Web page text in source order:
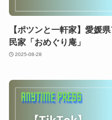
【ポツンと一軒家】愛媛
民家「おめぐり庵」
2025-08-28